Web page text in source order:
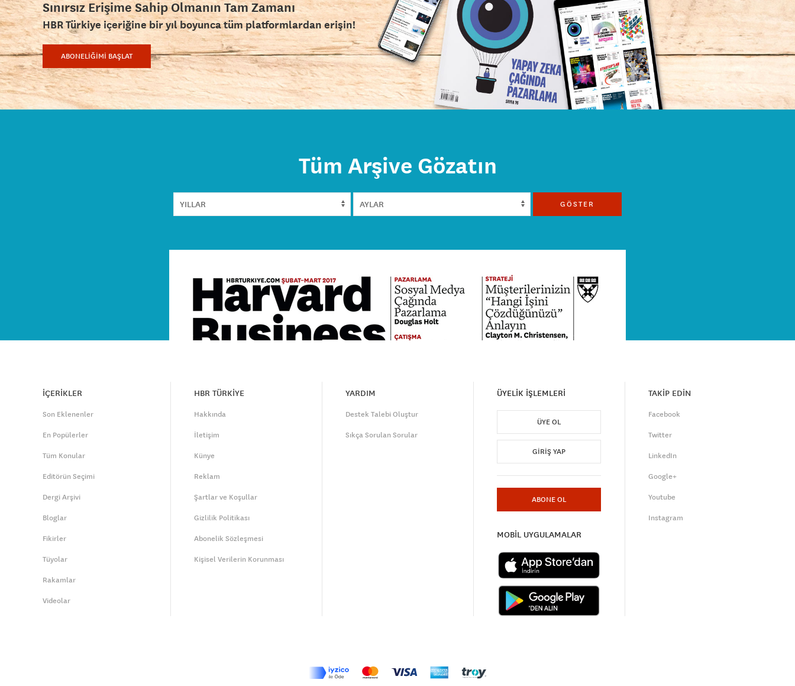
Sınırsız Erişime Sahip Olmanın Tam Zamanı
HBR Türkiye içeriğine bir yıl boyunca tüm platformlardan erişin!
ABONELİĞİMİ BAŞLAT
Tüm Arşive Gözatın
GÖSTER
İÇERİKLER
Son Eklenenler
En Popülerler
Tüm Konular
Editörün Seçimi
Dergi Arşivi
Bloglar
Fikirler
Tüyolar
Rakamlar
Videolar
HBR TÜRKİYE
Hakkında
İletişim
Künye
Reklam
Şartlar ve Koşullar
Gizlilik Politikası
Abonelik Sözleşmesi
Kişisel Verilerin Korunması
YARDIM
Destek Talebi Oluştur
Sıkça Sorulan Sorular
ÜYELİK İŞLEMLERİ
ÜYE OL
GIRIŞ YAP
ABONE OL
MOBİL UYGULAMALAR
TAKİP EDİN
Facebook
Twitter
LinkedIn
Google+
Youtube
Instagram